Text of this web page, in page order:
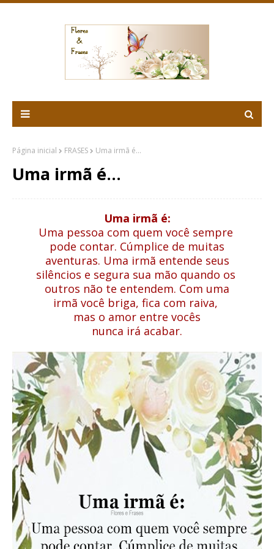
Página inicial FRASES Uma irmã é...
Uma irmã é...
Uma irmã é:
Uma pessoa com quem você sempre
pode contar. Cúmplice de muitas
aventuras. Uma irmã entende seus
silêncios e segura sua mão quando os
outros não te entendem. Com uma
irmã você briga, fica com raiva,
mas o amor entre vocês
nunca irá acabar.